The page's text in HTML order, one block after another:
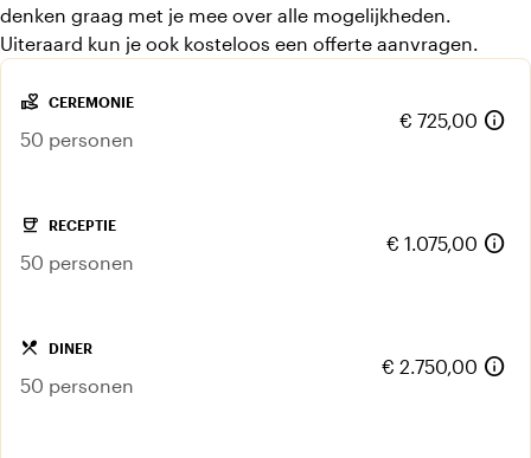
denken graag met je mee over alle mogelijkheden.
Uiteraard kun je ook kosteloos een offerte aanvragen.
volunteer_activism CEREMONIE
50 personen
€ 725,00 info
coffee RECEPTIE
50 personen
€ 1.075,00 info
local_dining DINER
50 personen
€ 2.750,00 info